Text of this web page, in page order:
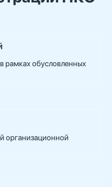
рамках обусловленных
организационной